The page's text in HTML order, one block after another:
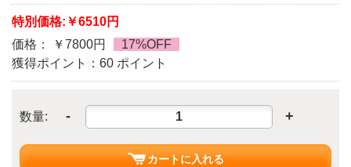
特別価格: ￥6510円
価格： ￥7800円
17%OFF
獲得ポイント：60 ポイント
数量: - +
カートに入れる